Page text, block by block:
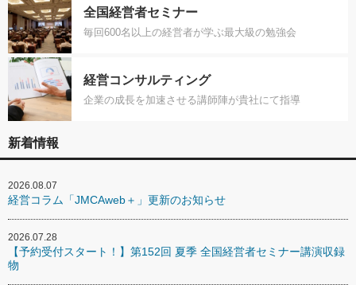
全国経営者セミナー
毎回600名以上の経営者が学ぶ最大級の勉強会
経営コンサルティング
企業の成長を加速させる講師陣が貴社にて指導
新着情報
2026.08.07
経営コラム「JMCAweb＋」更新のお知らせ
2026.07.28
【予約受付スタート！】第152回 夏季 全国経営者セミナー講演収録
物